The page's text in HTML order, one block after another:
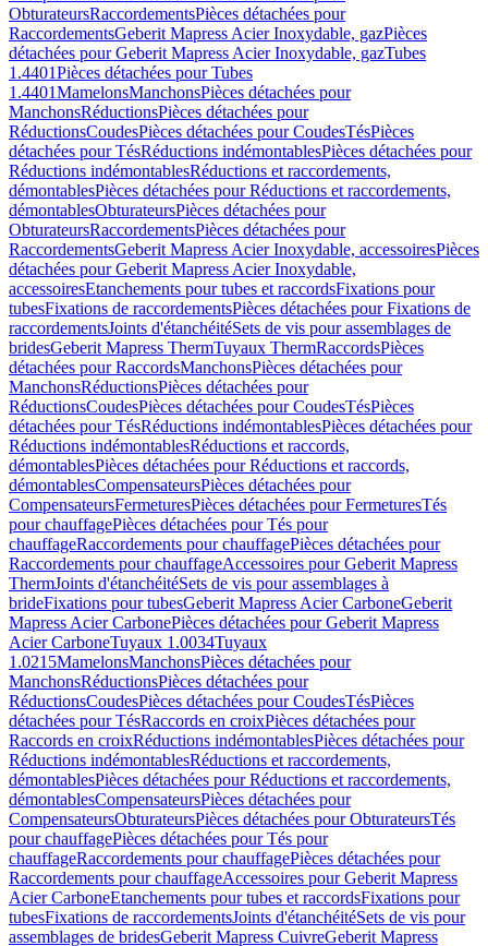
ObturateursRaccordementsPièces détachées pour
RaccordementsGeberit Mapress Acier Inoxydable, gazPièces
détachées pour Geberit Mapress Acier Inoxydable, gazTubes
1.4401Pièces détachées pour Tubes
1.4401MamelonsManchonsPièces détachées pour
ManchonsRéductionsPièces détachées pour
RéductionsCoudesPièces détachées pour CoudesTésPièces
détachées pour TésRéductions indémontablesPièces détachées pour
Réductions indémontablesRéductions et raccordements,
démontablesPièces détachées pour Réductions et raccordements,
démontablesObturateursPièces détachées pour
ObturateursRaccordementsPièces détachées pour
RaccordementsGeberit Mapress Acier Inoxydable, accessoiresPièces
détachées pour Geberit Mapress Acier Inoxydable,
accessoiresEtanchements pour tubes et raccordsFixations pour
tubesFixations de raccordementsPièces détachées pour Fixations de
raccordementsJoints d'étanchéitéSets de vis pour assemblages de
bridesGeberit Mapress ThermTuyaux ThermRaccordsPièces
détachées pour RaccordsManchonsPièces détachées pour
ManchonsRéductionsPièces détachées pour
RéductionsCoudesPièces détachées pour CoudesTésPièces
détachées pour TésRéductions indémontablesPièces détachées pour
Réductions indémontablesRéductions et raccords,
démontablesPièces détachées pour Réductions et raccords,
démontablesCompensateursPièces détachées pour
CompensateursFermeturesPièces détachées pour FermeturesTés
pour chauffagePièces détachées pour Tés pour
chauffageRaccordements pour chauffagePièces détachées pour
Raccordements pour chauffageAccessoires pour Geberit Mapress
ThermJoints d'étanchéitéSets de vis pour assemblages à
brideFixations pour tubesGeberit Mapress Acier CarboneGeberit
Mapress Acier CarbonePièces détachées pour Geberit Mapress
Acier CarboneTuyaux 1.0034Tuyaux
1.0215MamelonsManchonsPièces détachées pour
ManchonsRéductionsPièces détachées pour
RéductionsCoudesPièces détachées pour CoudesTésPièces
détachées pour TésRaccords en croixPièces détachées pour
Raccords en croixRéductions indémontablesPièces détachées pour
Réductions indémontablesRéductions et raccordements,
démontablesPièces détachées pour Réductions et raccordements,
démontablesCompensateursPièces détachées pour
CompensateursObturateursPièces détachées pour ObturateursTés
pour chauffagePièces détachées pour Tés pour
chauffageRaccordements pour chauffagePièces détachées pour
Raccordements pour chauffageAccessoires pour Geberit Mapress
Acier CarboneEtanchements pour tubes et raccordsFixations pour
tubesFixations de raccordementsJoints d'étanchéitéSets de vis pour
assemblages de bridesGeberit Mapress CuivreGeberit Mapress